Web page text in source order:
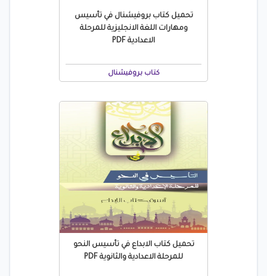
تحميل كتاب بروفيشنال في تأسيس
ومهارات اللغة الانجليزية للمرحلة
الاعدادية PDF
كتاب بروفيشنال
تحميل كتاب الابداع في تأسيس النحو
للمرحلة الاعدادية والثانوية PDF